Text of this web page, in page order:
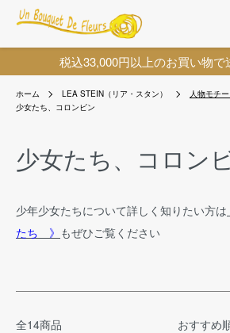
税込33,000円以上のお買い物で
ホーム LEA STEIN（リア・スタン）
人物モチ
少女たち、コロンビン
少女たち、コロン
少年少女たちについて詳しく知りたい方は
たち 》 もぜひご覧ください
全14商品 おすすめ